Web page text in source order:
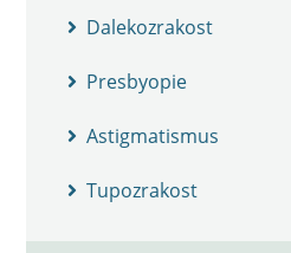
Dalekozrakost
Presbyopie
Astigmatismus
Tupozrakost